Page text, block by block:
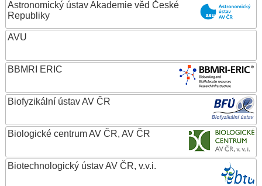
Astronomický ústav Akademie věd České
Republiky
AVU
BBMRI ERIC
Biofyzikální ústav AV ČR
Biologické centrum AV ČR, AV ČR
Biotechnologický ústav AV ČR, v.v.i.